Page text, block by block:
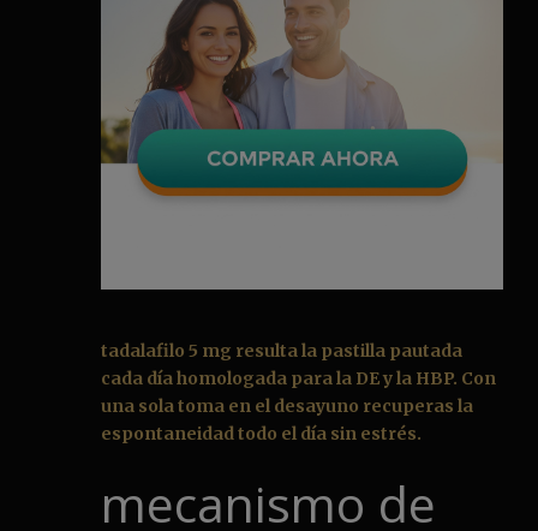
tadalafilo 5 mg resulta la pastilla pautada
cada día homologada para la DE y la HBP. Con
una sola toma en el desayuno recuperas la
espontaneidad todo el día sin estrés.
mecanismo de